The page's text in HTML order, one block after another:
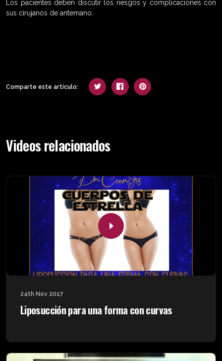
Los pacientes deben discutir los riesgos y complicaciones con
sus cirujanos de antemano.
Comparte este artículo:
Videos relacionados
24th Nov 2017
Liposucción para una forma con curvas